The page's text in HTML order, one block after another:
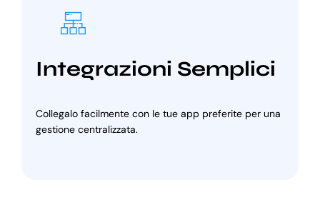
Integrazioni Semplici
Collegalo facilmente con le tue app preferite per una
gestione centralizzata.